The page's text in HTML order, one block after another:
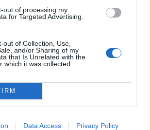
out of processing my
for Targeted Advertising.
out of Collection, Use,
and/or Sharing of my
that Is Unrelated with the
which it was collected.
Data Access Privacy Policy
Rodrin
Horoskopi 8 Gusht 2026/
Çfarë kanë rezervuar yjet për
secilën shenjë?